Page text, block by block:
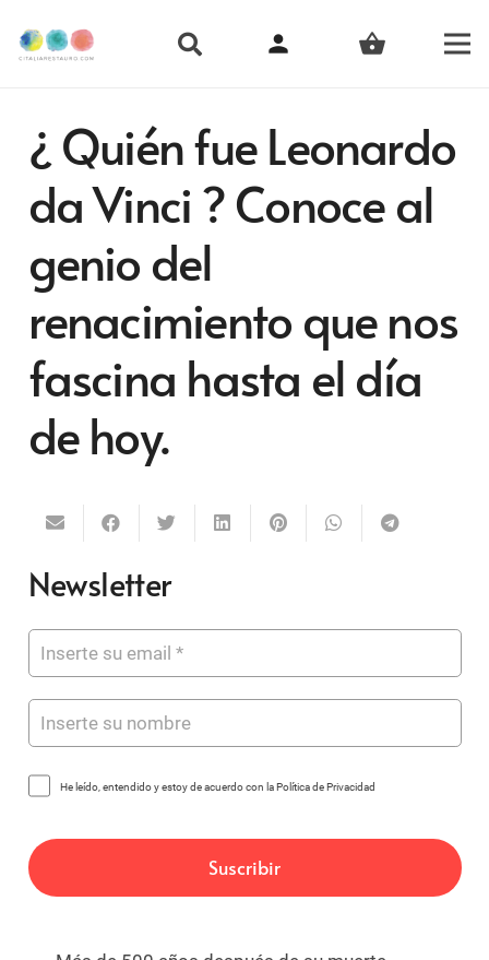
person shopping_basket
¿ Quién fue Leonardo
da Vinci ? Conoce al
genio del
renacimiento que nos
fascina hasta el día
de hoy.
Newsletter
He leído, entendido y estoy de acuerdo con la Política de Privacidad